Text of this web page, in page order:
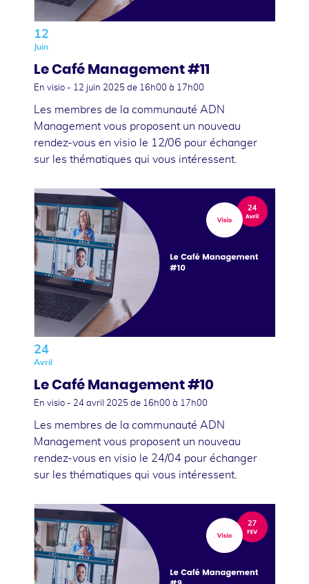
12
Juin
Le Café Management #11
En visio - 12 juin 2025 de 16h00 à 17h00
Les membres de la communauté ADN
Management vous proposent un nouveau
rendez-vous en visio le 12/06 pour échanger
sur les thématiques qui vous intéressent.
24
Avril
Le Café Management #10
En visio - 24 avril 2025 de 16h00 à 17h00
Les membres de la communauté ADN
Management vous proposent un nouveau
rendez-vous en visio le 24/04 pour échanger
sur les thématiques qui vous intéressent.